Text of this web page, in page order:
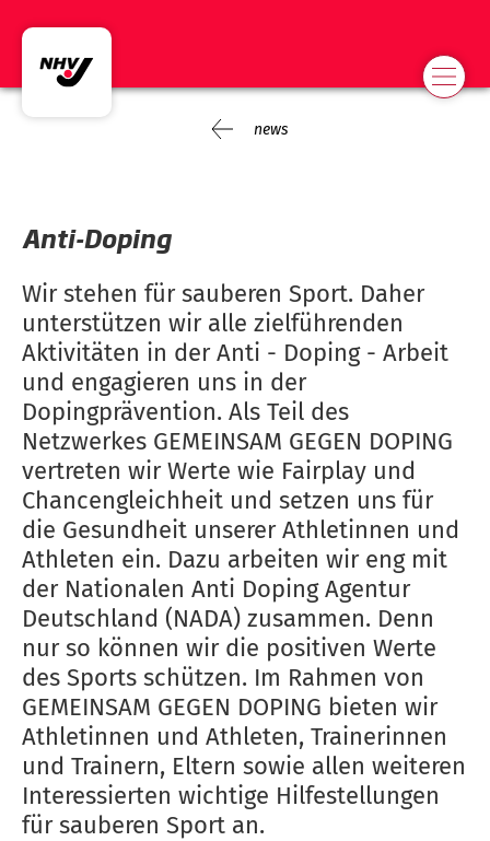
news
Anti-Doping
Wir stehen für sauberen Sport. Daher
unterstützen wir alle zielführenden
Aktivitäten in der Anti - Doping - Arbeit
und engagieren uns in der
Dopingprävention. Als Teil des
Netzwerkes GEMEINSAM GEGEN DOPING
vertreten wir Werte wie Fairplay und
Chancengleichheit und setzen uns für
die Gesundheit unserer Athletinnen und
Athleten ein. Dazu arbeiten wir eng mit
der Nationalen Anti Doping Agentur
Deutschland (NADA) zusammen. Denn
nur so können wir die positiven Werte
des Sports schützen. Im Rahmen von
GEMEINSAM GEGEN DOPING bieten wir
Athletinnen und Athleten, Trainerinnen
und Trainern, Eltern sowie allen weiteren
Interessierten wichtige Hilfestellungen
für sauberen Sport an.